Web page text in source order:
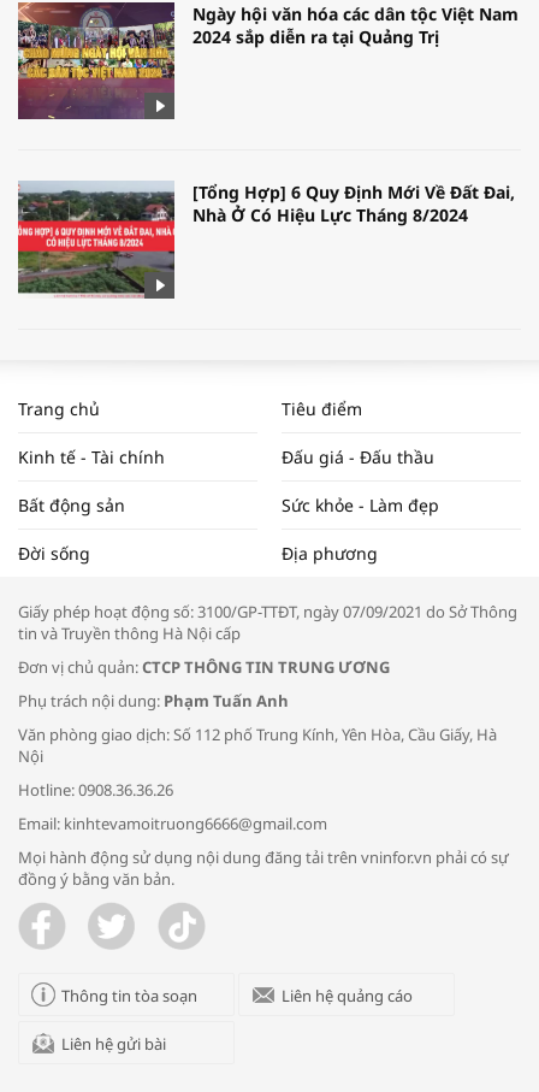
Ngày hội văn hóa các dân tộc Việt Nam
2024 sắp diễn ra tại Quảng Trị
[Tổng Hợp] 6 Quy Định Mới Về Đất Đai,
Nhà Ở Có Hiệu Lực Tháng 8/2024
NAM NĂM 2024 VÀ NĂM 2025 | NHỊP
ĐẬP THỊ TRƯỜNG #62
Tọa đàm “Xúc tiến thương mại: Khơi
Bác sĩ tư vấn cách phòng tránh bệnh
đường hô hấp trong thời tiết giao mùa
Trao yêu thương cho em
Trang chủ Tiêu điểm
Kinh tế - Tài chính Đấu giá - Đấu thầu
Bất động sản Sức khỏe - Làm đẹp
Đời sống Địa phương
Giấy phép hoạt động số: 3100/GP-TTĐT, ngày 07/09/2021 do Sở Thông
tin và Truyền thông Hà Nội cấp
Đơn vị chủ quản:CTCP THÔNG TIN TRUNG ƯƠNG
Phụ trách nội dung: Phạm Tuấn Anh
Văn phòng giao dịch: Số 112 phố Trung Kính, Yên Hòa, Cầu Giấy, Hà
Nội
Hotline: 0908.36.36.26
Email: kinhtevamoitruong6666@gmail.com
Mọi hành động sử dụng nội dung đăng tải trên vninfor.vn phải có sự
đồng ý bằng văn bản.
Thông tin tòa soạn Liên hệ quảng cáo
Liên hệ gửi bài